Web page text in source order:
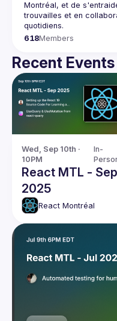
Montréal, et de
trouvailles et en
618Members
Recent Events
Wed, Sep 10th ·
10PM
In-
React MTL - Sep
2025
React Montréal